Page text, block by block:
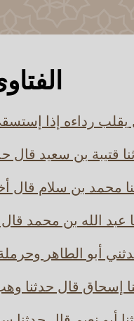
رداءه إذا
قتيبة بن سعيد قال
محمد بن سلام قال
عبد الله بن محمد
أبو الطاهر
إسحاق قال حدثنا